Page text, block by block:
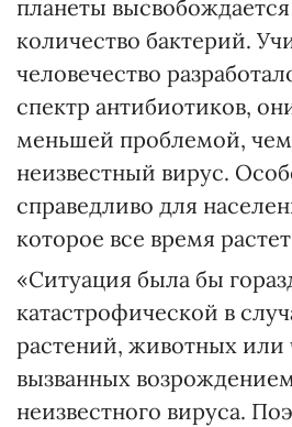
планеты
количество бактерий.
человечество
спектр антибиотиков,
меньшей проблемой,
неизвестный вирус.
справедливо для
которое все время
«Ситуация была бы
катастрофической в
растений, животных или
вызванных
неизвестного вируса.